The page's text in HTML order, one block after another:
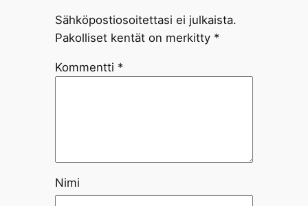
Sähköpostiosoitettasi ei julkaista.
Pakolliset kentät on merkitty *
Kommentti *
Nimi